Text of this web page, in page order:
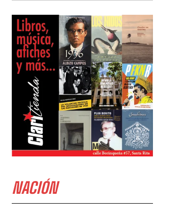
NACIÓN